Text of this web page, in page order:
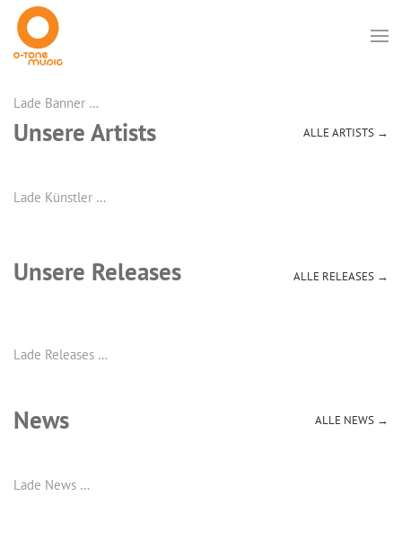
Lade Banner …
Unsere Artists ALLE ARTISTS →
Lade Künstler …
Unsere Releases ALLE RELEASES →
Lade Releases …
News ALLE NEWS →
Lade News …